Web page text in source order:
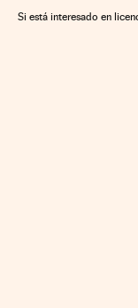
Energía no renovable
Si está interesado en